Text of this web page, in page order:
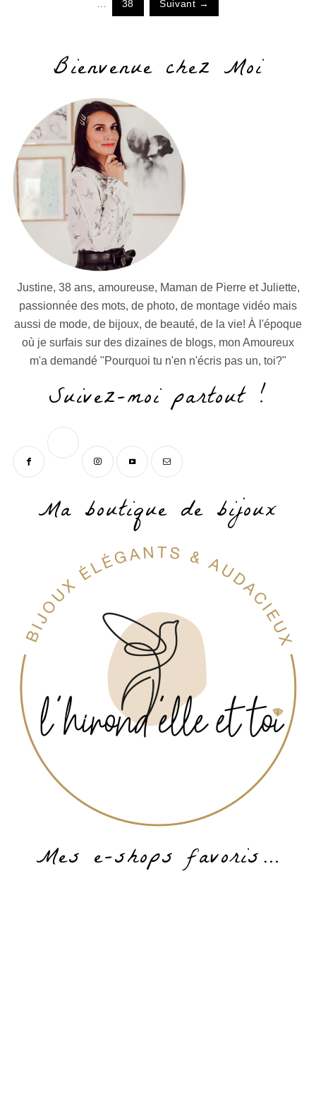
… 38 Suivant →
Bienvenue chez Moi
Justine, 38 ans, amoureuse, Maman de Pierre et Juliette,
passionnée des mots, de photo, de montage vidéo mais
aussi de mode, de bijoux, de beauté, de la vie! À l'époque
où je surfais sur des dizaines de blogs, mon Amoureux
m'a demandé "Pourquoi tu n'en n'écris pas un, toi?"
Suivez-moi partout !
Ma boutique de bijoux
Mes e-shops favoris…